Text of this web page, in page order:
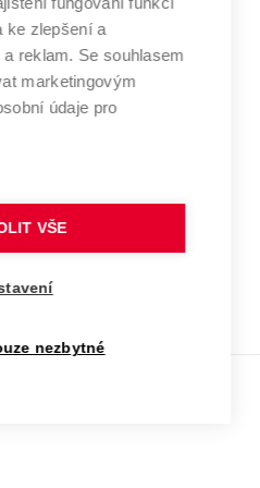
technické
BRNĚ
ke zlepšení a
reklam. Se souhlasem
marketingovým
údaje pro
VŠE
nezbytné